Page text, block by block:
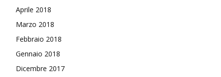
Aprile 2018
Marzo 2018
Febbraio 2018
Gennaio 2018
Dicembre 2017